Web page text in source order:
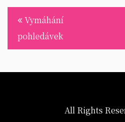
Navigace
pro
příspěvek
Vymáhání
pohledávek
All Rights